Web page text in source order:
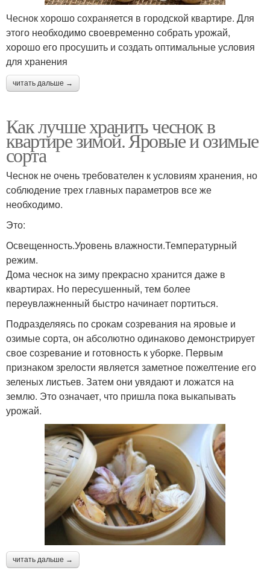
Чеснок хорошо сохраняется в городской квартире. Для
этого необходимо своевременно собрать урожай,
хорошо его просушить и создать оптимальные условия
для хранения
читать дальше →
Как лучше хранить чеснок в
квартире зимой. Яровые и озимые
сорта
Чеснок не очень требователен к условиям хранения, но
соблюдение трех главных параметров все же
необходимо.
Это:
Освещенность.Уровень влажности.Температурный
режим.
Дома чеснок на зиму прекрасно хранится даже в
квартирах. Но пересушенный, тем более
переувлажненный быстро начинает портиться.
Подразделяясь по срокам созревания на яровые и
озимые сорта, он абсолютно одинаково демонстрирует
свое созревание и готовность к уборке. Первым
признаком зрелости является заметное пожелтение его
зеленых листьев. Затем они увядают и ложатся на
землю. Это означает, что пришла пока выкапывать
урожай.
читать дальше →